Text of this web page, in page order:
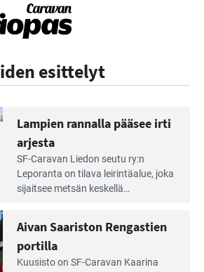
esittelyt
Lampien rannalla pääsee irti
arjesta
SF-Caravan Liedon seutu ry:n
Leporanta on tilava leirintäalue, joka
sijaitsee metsän kes­kellä
tarjoaa ympäris­töineen kauniit
maisemat ja loistavat virkistäytymis­
mahdollisuudet.
Aivan Saariston Rengastien
portilla
Kuusisto on SF-Caravan Kaarina